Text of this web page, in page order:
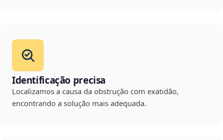
Identificação precisa
Localizamos a causa da obstrução com exatidão,
encontrando a solução mais adequada.